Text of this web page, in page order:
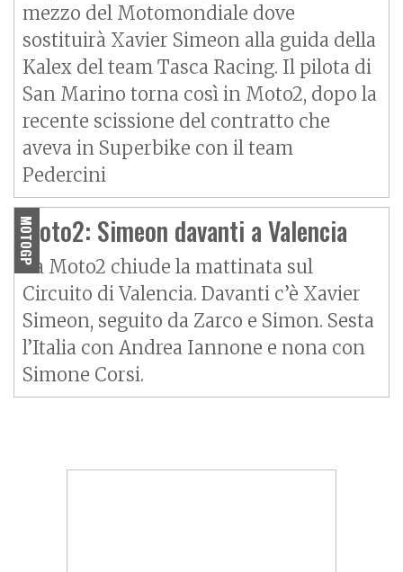
mezzo del Motomondiale dove
sostituirà Xavier Simeon alla guida della
Kalex del team Tasca Racing. Il pilota di
San Marino torna così in Moto2, dopo la
recente scissione del contratto che
aveva in Superbike con il team
Pedercini
MOTOGP
Moto2: Simeon davanti a Valencia
La Moto2 chiude la mattinata sul
Circuito di Valencia. Davanti c’è Xavier
Simeon, seguito da Zarco e Simon. Sesta
l’Italia con Andrea Iannone e nona con
Simone Corsi.